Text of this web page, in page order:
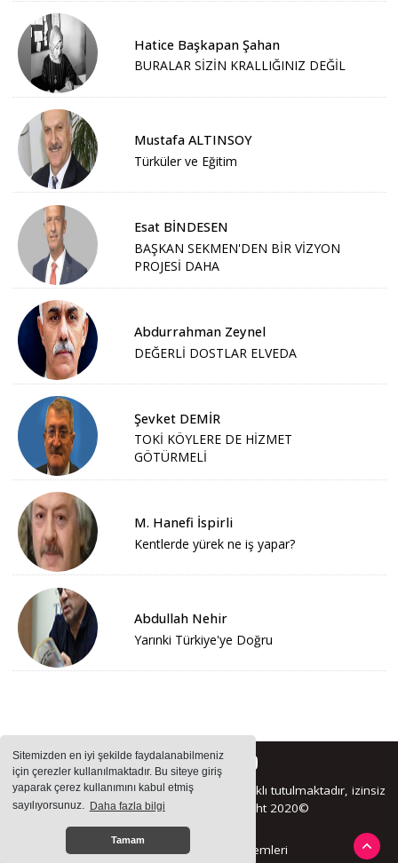
Sitemizden en iyi şekilde faydalanabilmeniz
için çerezler kullanılmaktadır. Bu siteye giriş
yaparak çerez kullanımını kabul etmiş
sayılıyorsunuz. Daha fazla bilgi
Tamam
Hatice Başkapan Şahan
BURALAR SİZİN KRALLIĞINIZ DEĞİL
Mustafa ALTINSOY
Türküler ve Eğitim
Esat BİNDESEN
BAŞKAN SEKMEN'DEN BİR VİZYON
PROJESİ DAHA
Abdurrahman Zeynel
DEĞERLİ DOSTLAR ELVEDA
Şevket DEMİR
TOKİ KÖYLERE DE HİZMET
GÖTÜRMELİ
M. Hanefi İspirli
Kentlerde yürek ne iş yapar?
Abdullah Nehir
Yarınki Türkiye'ye Doğru
Sitemizde bulunan içeriklerin tüm hakları saklı tutulmaktadır, izinsiz
içerikler kullanılamaz. Copyright 2020©
Haber Yazılımı: Haber Sistemleri